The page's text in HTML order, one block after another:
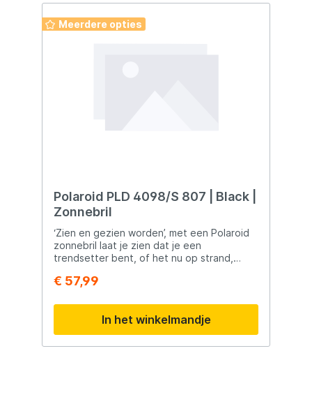
Meerdere opties
Polaroid PLD 4098/S 807 | Black |
Zonnebril
‘Zien en gezien worden’, met een Polaroid
zonnebril laat je zien dat je een
trendsetter bent, of het nu op strand,
gepolariseerde glazen van dit model wordt
water, glas of sneeuw – tegengehouden.
Polaroid Eyewear is wereldleider in
oogzorg en optiek en een toonaangevend
internationaal brillenmerk dat haar
€ 57,99
In het winkelmandje